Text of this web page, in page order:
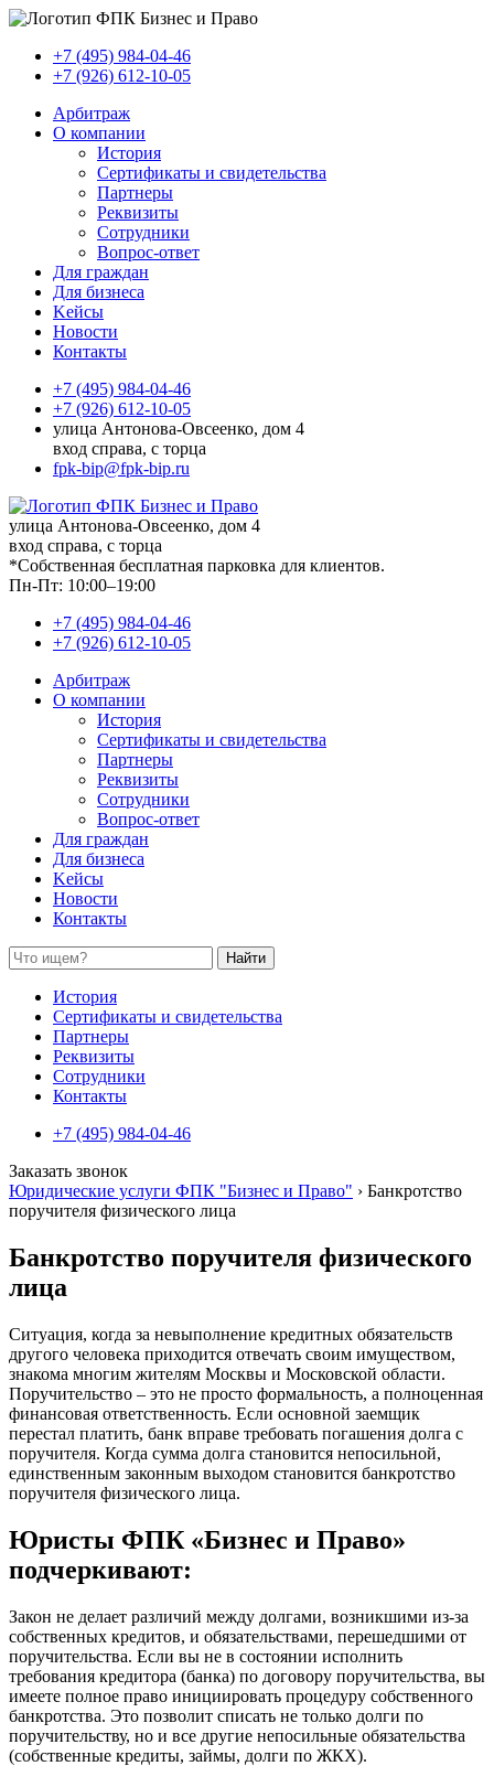
+7 (495) 984-04-46
+7 (926) 612-10-05
Арбитраж
О компании
История
Сертификаты и свидетельства
Партнеры
Реквизиты
Сотрудники
Вопрос-ответ
Для граждан
Для бизнеса
Kейсы
Новости
Контакты
+7 (495) 984-04-46
+7 (926) 612-10-05
улица Антонова-Овсеенко, дом 4
вход справа, с торца
fpk-bip@fpk-bip.ru
улица Антонова-Овсеенко, дом 4
вход справа, с торца
*Собственная бесплатная парковка для клиентов.
Пн-Пт: 10:00–19:00
+7 (495) 984-04-46
+7 (926) 612-10-05
Арбитраж
О компании
История
Сертификаты и свидетельства
Партнеры
Реквизиты
Сотрудники
Вопрос-ответ
Для граждан
Для бизнеса
Kейсы
Новости
Контакты
История
Сертификаты и свидетельства
Партнеры
Реквизиты
Сотрудники
Контакты
+7 (495) 984-04-46
Заказать звонок
Юридические услуги ФПК "Бизнес и Право" › Банкротство
поручителя физического лица
Банкротство поручителя физического
лица
Ситуация, когда за невыполнение кредитных обязательств
другого человека приходится отвечать своим имуществом,
знакома многим жителям Москвы и Московской области.
Поручительство – это не просто формальность, а полноценная
финансовая ответственность. Если основной заемщик
перестал платить, банк вправе требовать погашения долга с
поручителя. Когда сумма долга становится непосильной,
единственным законным выходом становится банкротство
поручителя физического лица.
Юристы ФПК «Бизнес и Право»
подчеркивают:
Закон не делает различий между долгами, возникшими из-за
собственных кредитов, и обязательствами, перешедшими от
поручительства. Если вы не в состоянии исполнить
требования кредитора (банка) по договору поручительства, вы
имеете полное право инициировать процедуру собственного
банкротства. Это позволит списать не только долги по
поручительству, но и все другие непосильные обязательства
(собственные кредиты, займы, долги по ЖКХ).